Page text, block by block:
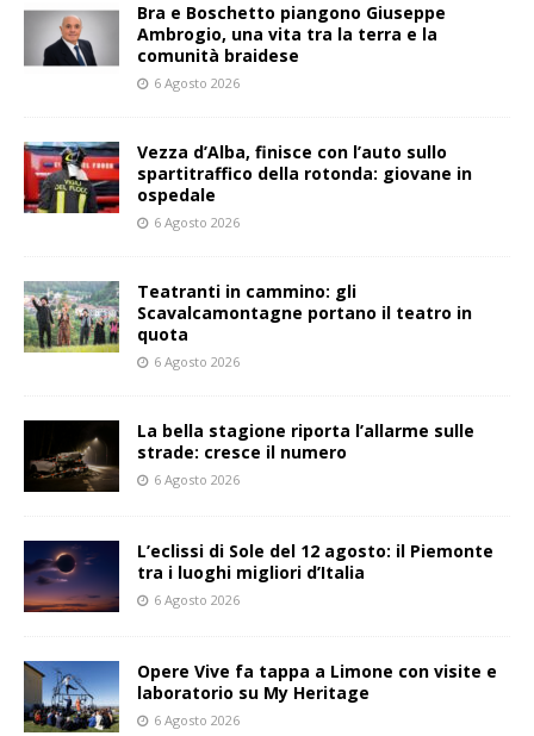
Bra e Boschetto piangono Giuseppe
Ambrogio, una vita tra la terra e la
comunità braidese
6 Agosto 2026
Vezza d’Alba, finisce con l’auto sullo
spartitraffico della rotonda: giovane in
ospedale
6 Agosto 2026
Teatranti in cammino: gli
Scavalcamontagne portano il teatro in
quota
6 Agosto 2026
La bella stagione riporta l’allarme sulle
strade: cresce il numero
6 Agosto 2026
L’eclissi di Sole del 12 agosto: il Piemonte
tra i luoghi migliori d’Italia
6 Agosto 2026
Opere Vive fa tappa a Limone con visite e
laboratorio su My Heritage
6 Agosto 2026